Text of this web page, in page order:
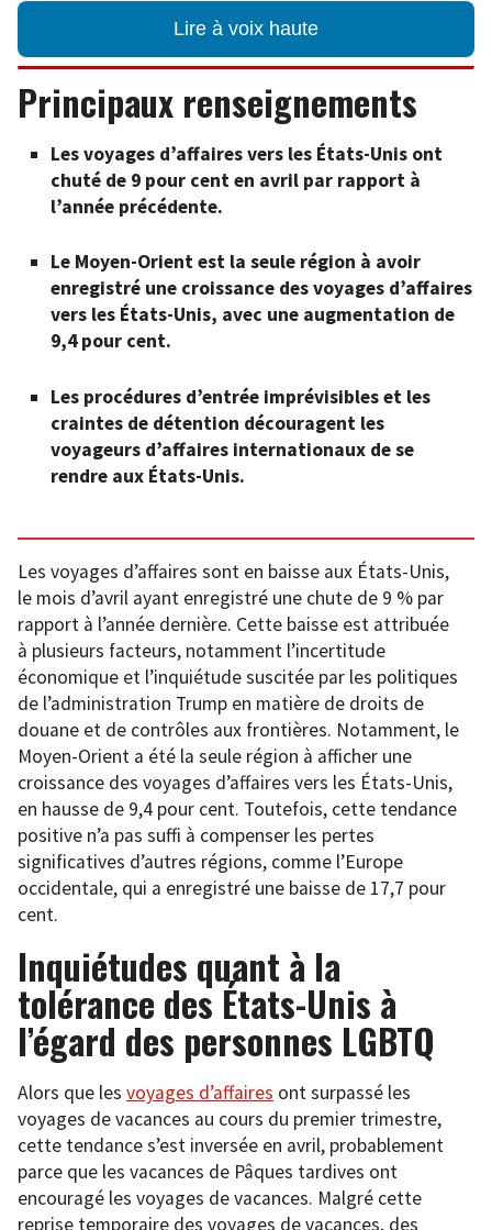
Lire à voix haute
Principaux renseignements
Les voyages d’affaires vers les États-Unis ont
chuté de 9 pour cent en avril par rapport à
l’année précédente.
Le Moyen-Orient est la seule région à avoir
enregistré une croissance des voyages d’affaires
vers les États-Unis, avec une augmentation de
9,4 pour cent.
Les procédures d’entrée imprévisibles et les
craintes de détention découragent les
voyageurs d’affaires internationaux de se
rendre aux États-Unis.
Les voyages d’affaires sont en baisse aux États-Unis,
le mois d’avril ayant enregistré une chute de 9 % par
rapport à l’année dernière. Cette baisse est attribuée
à plusieurs facteurs, notamment l’incertitude
économique et l’inquiétude suscitée par les politiques
de l’administration Trump en matière de droits de
douane et de contrôles aux frontières. Notamment, le
Moyen-Orient a été la seule région à afficher une
croissance des voyages d’affaires vers les États-Unis,
en hausse de 9,4 pour cent. Toutefois, cette tendance
positive n’a pas suffi à compenser les pertes
significatives d’autres régions, comme l’Europe
occidentale, qui a enregistré une baisse de 17,7 pour
cent.
Inquiétudes quant à la
tolérance des États-Unis à
l’égard des personnes LGBTQ
Alors que les voyages d’affaires ont surpassé les
voyages de vacances au cours du premier trimestre,
cette tendance s’est inversée en avril, probablement
parce que les vacances de Pâques tardives ont
encouragé les voyages de vacances. Malgré cette
reprise temporaire des voyages de vacances, des